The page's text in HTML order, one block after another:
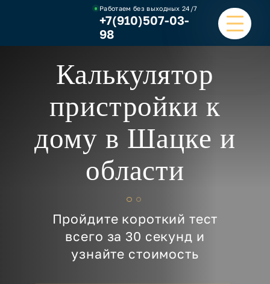
Работаем без выходных24/7
+7(910)507-03-
98
ГЛАВНАЯ
УСЛУГИ
НАШИ РАБОТЫ
ОТЗЫВЫ И ВИДЕО
КОНТАКТЫ
Калькулятор
пристройки к
дому в Шацке и
области
Пройдите короткий тест
всего за 30 секунд и
узнайте стоимость